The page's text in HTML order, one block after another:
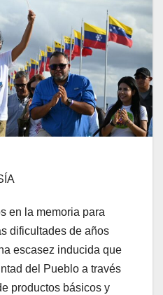
en la memoria para
dificultades de años
escasez inducida que
del Pueblo a través
productos básicos y